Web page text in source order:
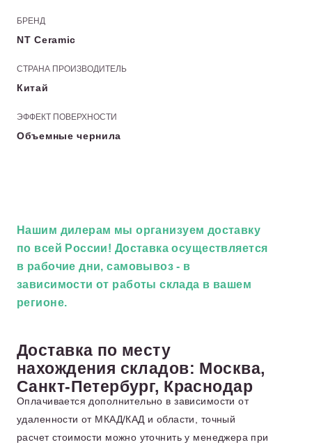
БРЕНД
NT Ceramic
СТРАНА ПРОИЗВОДИТЕЛЬ
Китай
ЭФФЕКТ ПОВЕРХНОСТИ
Объемные чернила
Нашим дилерам мы организуем доставку
по всей России! Доставка осуществляется
в рабочие дни, самовывоз - в
зависимости от работы склада в вашем
регионе.
Доставка по месту
нахождения складов: Москва,
Санкт-Петербург, Краснодар
Оплачивается дополнительно в зависимости от
удаленности от МКАД/КАД и области, точный
расчет стоимости можно уточнить у менеджера при